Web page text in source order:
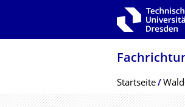
Zur Hauptnavigation springen
Breadcrumb-
Startseite